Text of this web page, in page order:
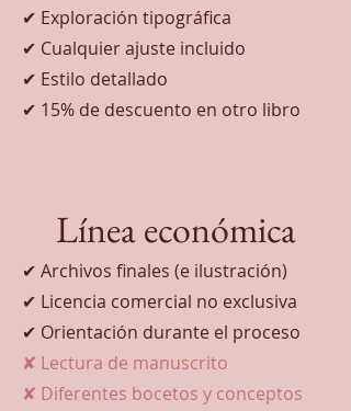
✔ Exploración tipográfica
✔ Cualquier ajuste incluido
✔ Estilo detallado
✔ 15% de descuento en otro libro
Línea económica
✔ Archivos finales (e ilustración)
✔ Licencia comercial no exclusiva
✔ Orientación durante el proceso
✘ Lectura de manuscrito
✘ Diferentes bocetos y conceptos